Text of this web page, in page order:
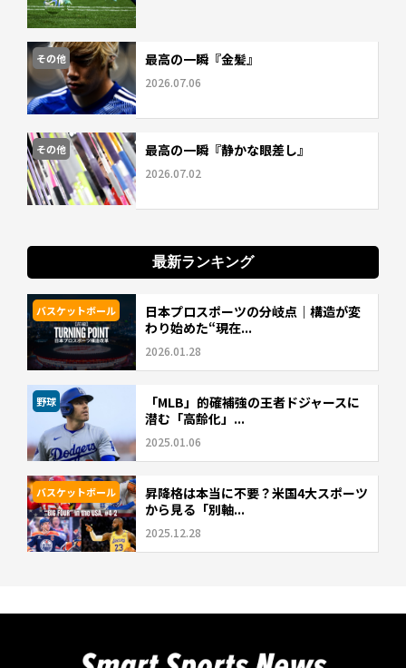
その他 最高の一瞬『金髪』
2026.07.06
その他 最高の一瞬『静かな眼差し』
2026.07.02
最新ランキング
バスケットボール
日本プロスポーツの分岐点｜構造が変
わり始めた“現在...
2026.01.28
野球
「MLB」的確補強の王者ドジャースに
潜む「高齢化」...
2025.01.06
バスケットボール
昇降格は本当に不要？米国4大スポーツ
から見る「別軸...
2025.12.28